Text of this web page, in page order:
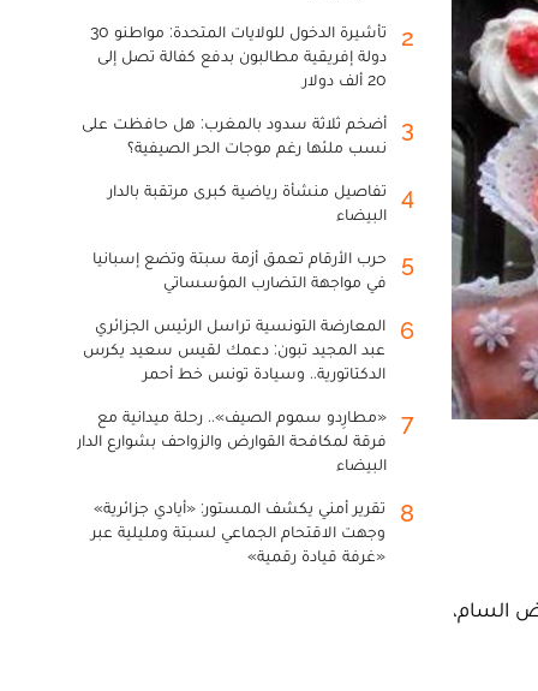
السام،
2
تأشيرة الدخول للولايات المتحدة: مواطنو 30
دولة إفريقية مطالبون بدفع كفالة تصل إلى
20 ألف دولار
3
أضخم ثلاثة سدود بالمغرب: هل حافظت على
نسب ملئها رغم موجات الحر الصيفية؟
4
تفاصيل منشأة رياضية كبرى مرتقبة بالدار
البيضاء
5
حرب الأرقام تعمق أزمة سبتة وتضع إسبانيا
في مواجهة التضارب المؤسساتي
6
المعارضة التونسية تراسل الرئيس الجزائري
عبد المجيد تبون: دعمك لقيس سعيد يكرس
الدكتاتورية.. وسيادة تونس خط أحمر
7
«مطارِدو سموم الصيف».. رحلة ميدانية مع
فرقة لمكافحة القوارض والزواحف بشوارع الدار
البيضاء
8
تقرير أمني يكشف المستور: «أيادي جزائرية»
وجهت الاقتحام الجماعي لسبتة ومليلية عبر
«غرفة قيادة رقمية»